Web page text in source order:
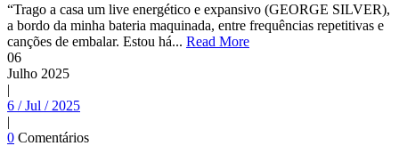
“Trago a casa um live energético e expansivo (GEORGE SILVER),
a bordo da minha bateria maquinada, entre frequências repetitivas e
canções de embalar. Estou há... Read More
06
Julho 2025
|
6 / Jul / 2025
|
0 Comentários